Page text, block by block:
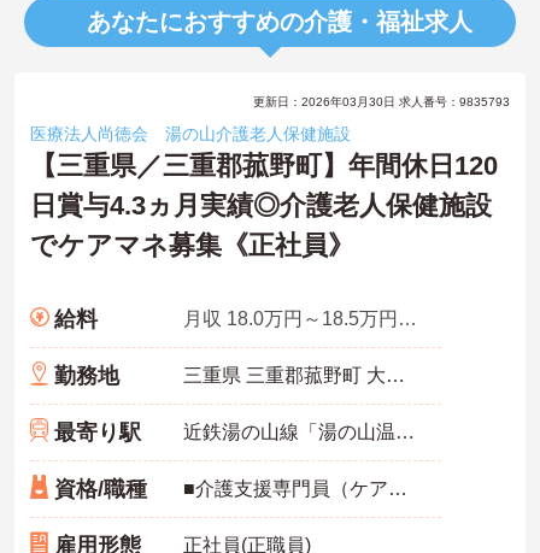
あなたにおすすめの介護・福祉求人
更新日：2026年03月30日 求人番号：9835793
医療法人尚徳会 湯の山介護老人保健施設
【三重県／三重郡菰野町】年間休日120
日賞与4.3ヵ月実績◎介護老人保健施設
でケアマネ募集《正社員》
給料 月収 18.0万円～18.5万円程度
勤務地 三重県 三重郡菰野町 大字千草東江野7045-73
最寄り駅 近鉄湯の山線「湯の山温泉駅」バス・車8分
資格/職種 ■介護支援専門員（ケアマネジャー）必須 ■普通自動車運転免許 あれば尚可（AT限定可） ■経験不問
雇用形態 正社員(正職員)